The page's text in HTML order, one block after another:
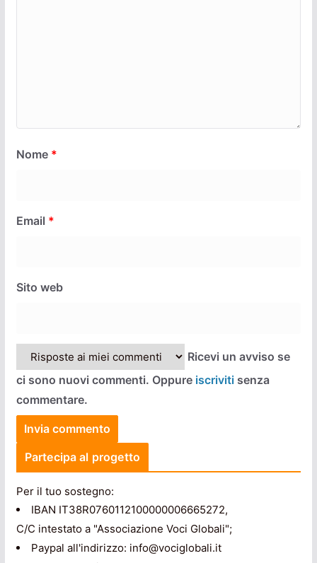
Nome *
Email *
Sito web
Ricevi un avviso se
ci sono nuovi commenti. Oppure iscrivitisenza
commentare.
Partecipa al progetto
Per il tuo sostegno:
IBAN IT38R0760112100000006665272,
C/C intestato a "Associazione Voci Globali";
Paypal all'indirizzo: info@vociglobali.it